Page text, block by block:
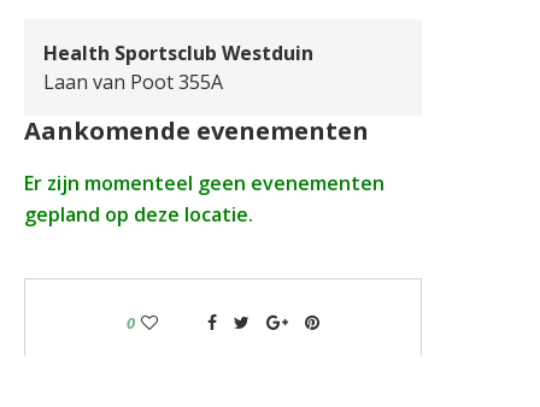
Health Sportsclub Westduin
Laan van Poot 355A
Aankomende evenementen
Er zijn momenteel geen evenementen
gepland op deze locatie.
0